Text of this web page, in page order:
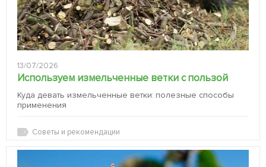
13/07/2026
Используем измельченные ветки с пользой
Куда девать измельченные ветки: полезные способы
применения
Советы и рекомендации